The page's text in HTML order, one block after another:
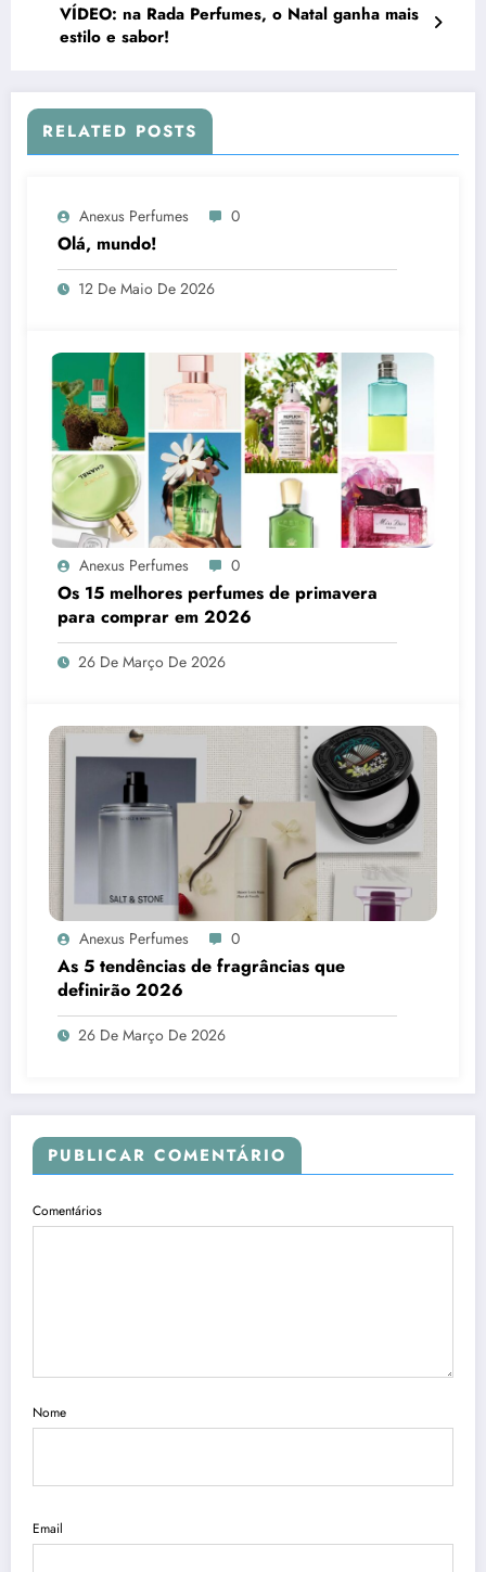
VÍDEO: na Rada Perfumes, o Natal ganha mais
estilo e sabor!
RELATED POSTS
Anexus Perfumes 0
Olá, mundo!
12 De Maio De 2026
Anexus Perfumes 0
Os 15 melhores perfumes de primavera
para comprar em 2026
26 De Março De 2026
Anexus Perfumes 0
As 5 tendências de fragrâncias que
definirão 2026
26 De Março De 2026
PUBLICAR COMENTÁRIO
Comentários
Nome
Email